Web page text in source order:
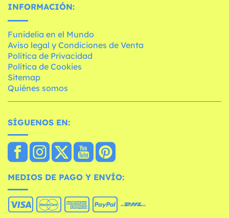
INFORMACIÓN:
Funidelia en el Mundo
Aviso legal y Condiciones de Venta
Política de Privacidad
Política de Cookies
Sitemap
Quiénes somos
SÍGUENOS EN:
MEDIOS DE PAGO Y ENVÍO: